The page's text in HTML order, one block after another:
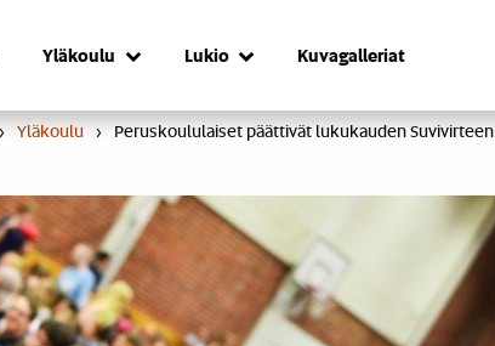
Yläkoulu Lukio Kuvagalleriat
› Yläkoulu › Peruskoululaiset päättivät lukukauden Suvivirteen